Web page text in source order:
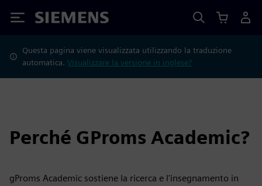
Siemens
Questa pagina viene visualizzata utilizzando la traduzione
automatica.Visualizzare la versione in inglese?
Perché GProms Academic?
gProms Academic sostiene la ricerca e l'insegnamento in